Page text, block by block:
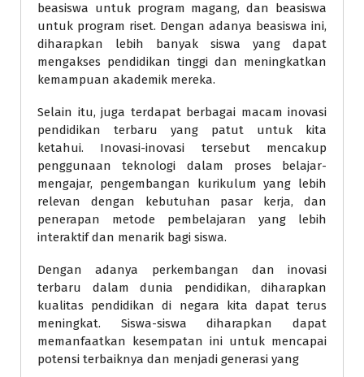
beasiswa untuk program magang, dan beasiswa
untuk program riset. Dengan adanya beasiswa ini,
diharapkan lebih banyak siswa yang dapat
mengakses pendidikan tinggi dan meningkatkan
kemampuan akademik mereka.
Selain itu, juga terdapat berbagai macam inovasi
pendidikan terbaru yang patut untuk kita
ketahui. Inovasi-inovasi tersebut mencakup
penggunaan teknologi dalam proses belajar-
mengajar, pengembangan kurikulum yang lebih
relevan dengan kebutuhan pasar kerja, dan
penerapan metode pembelajaran yang lebih
interaktif dan menarik bagi siswa.
Dengan adanya perkembangan dan inovasi
terbaru dalam dunia pendidikan, diharapkan
kualitas pendidikan di negara kita dapat terus
meningkat. Siswa-siswa diharapkan dapat
memanfaatkan kesempatan ini untuk mencapai
potensi terbaiknya dan menjadi generasi yang